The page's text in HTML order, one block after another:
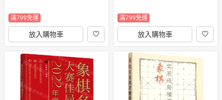
滿799免運
放入購物車
滿799免運
放入購物車